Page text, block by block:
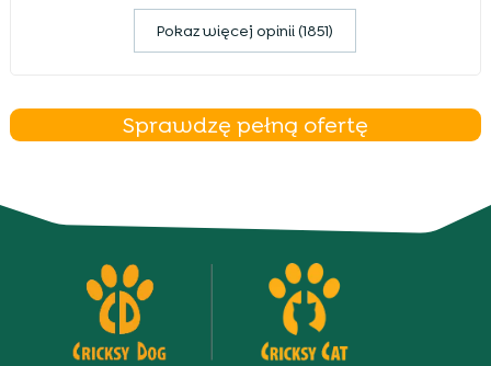
Pokaz więcej opinii (1851)
Sprawdzę pełną ofertę